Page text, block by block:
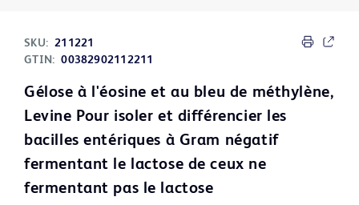
SKU: 211221
GTIN: 00382902112211
Gélose à l'éosine et au bleu de méthylène,
Levine Pour isoler et différencier les
bacilles entériques à Gram négatif
fermentant le lactose de ceux ne
fermentant pas le lactose